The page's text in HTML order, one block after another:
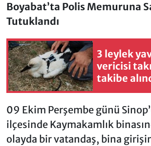
Boyabat’ta Polis Memuruna
Tutuklandı
3 leylek
vericisi
takibe
09 Ekim Perşembe günü
ilçesinde Kaymakamlık
olayda bir vatandaş, bina